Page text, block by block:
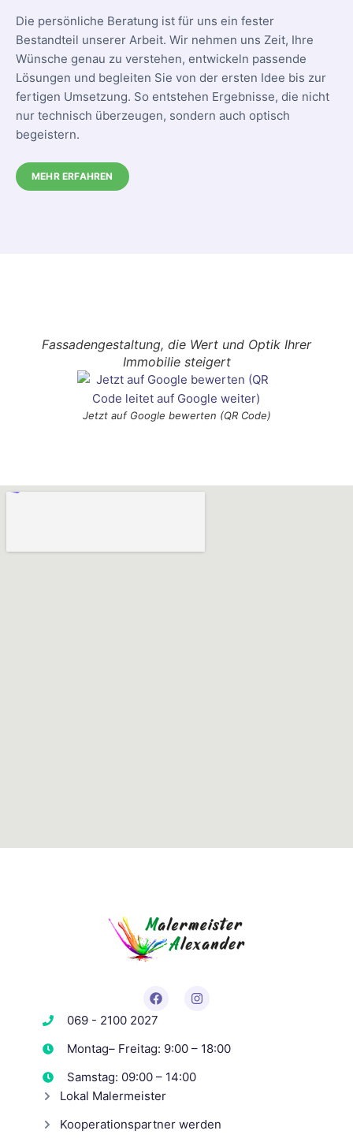
Die persönliche Beratung ist für uns ein fester
Bestandteil unserer Arbeit. Wir nehmen uns Zeit, Ihre
Wünsche genau zu verstehen, entwickeln passende
Lösungen und begleiten Sie von der ersten Idee bis zur
fertigen Umsetzung. So entstehen Ergebnisse, die nicht
nur technisch überzeugen, sondern auch optisch
begeistern.
MEHR ERFAHREN
Jetzt auf Google bewerten (QR Code)
Fassadengestaltung, die Wert und Optik Ihrer
Immobilie steigert
069 - 2100 2027
Montag– Freitag: 9:00 – 18:00
Samstag: 09:00 – 14:00
Lokal Malermeister
Kooperationspartner werden